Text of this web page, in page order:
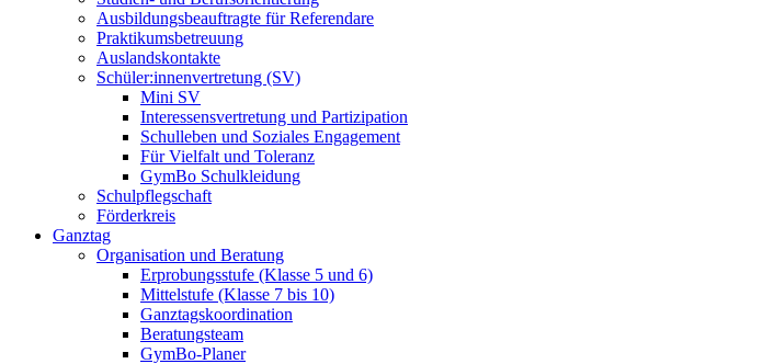
Ausbildungsbeauftragte für Referendare
Praktikumsbetreuung
Auslandskontakte
Schüler:innenvertretung (SV)
Mini SV
Interessensvertretung und Partizipation
Schulleben und Soziales Engagement
Für Vielfalt und Toleranz
GymBo Schulkleidung
Schulpflegschaft
Förderkreis
Ganztag
Organisation und Beratung
Erprobungsstufe (Klasse 5 und 6)
Mittelstufe (Klasse 7 bis 10)
Ganztagskoordination
Beratungsteam
GymBo-Planer